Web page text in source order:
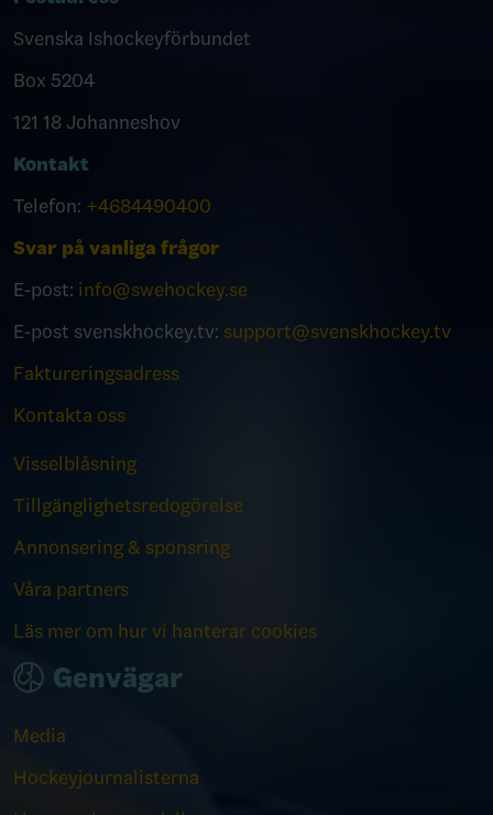
Svenska Ishockeyförbundet
Box 5204
121 18 Johanneshov
Kontakt
Telefon: +4684490400
Svar på vanliga frågor
E-post: info@swehockey.se
E-post svenskhockey.tv: support@svenskhockey.tv
Faktureringsadress
Kontakta oss
Visselblåsning
Tillgänglighetsredogörelse
Annonsering & sponsring
Våra partners
Läs mer om hur vi hanterar cookies
Genvägar
Media
Hockeyjournalisterna